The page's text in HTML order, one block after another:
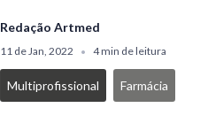
Redação Artmed
11 de Jan, 2022 • 4 min de leitura
Multiprofissional Farmácia